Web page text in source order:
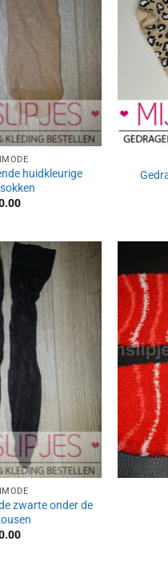
huidkleurige
verlanglijst
zwarte onder de